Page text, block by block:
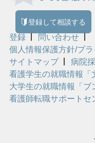
登録して相談する
登録
問い合わせ
個人情報保護方針/プ
サイトマップ
病院
看護学生の就職情報「
大学生の就職情報「ブ
看護師転職サポートセ